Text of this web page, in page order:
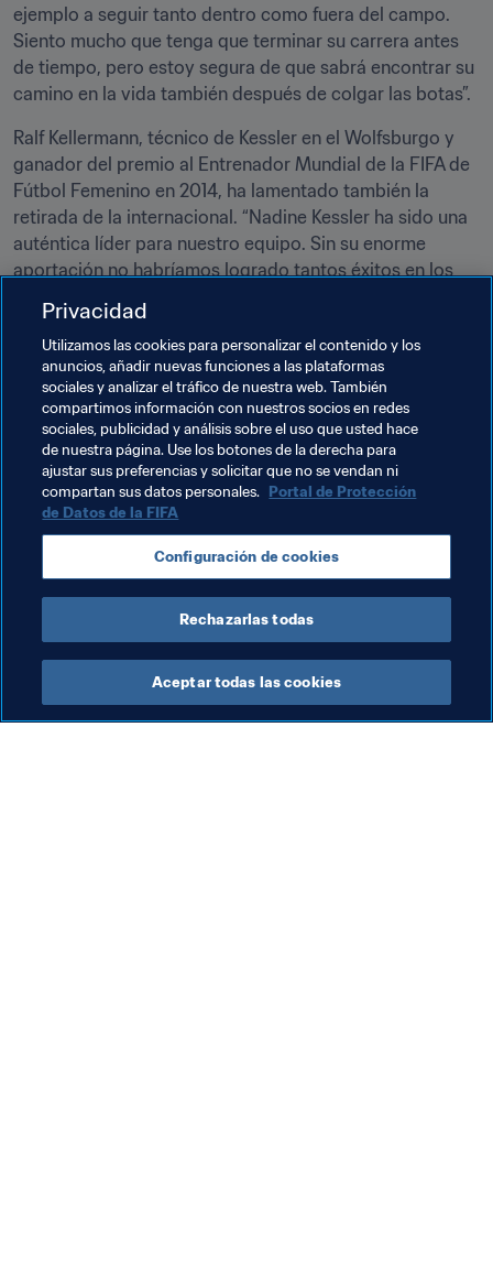
ejemplo a seguir tanto dentro como fuera del campo.
Siento mucho que tenga que terminar su carrera antes
de tiempo, pero estoy segura de que sabrá encontrar su
camino en la vida también después de colgar las botas”.
Ralf Kellermann, técnico de Kessler en el Wolfsburgo y
ganador del premio al Entrenador Mundial de la FIFA de
Fútbol Femenino en 2014, ha lamentado también la
retirada de la internacional. “Nadine Kessler ha sido una
auténtica líder para nuestro equipo. Sin su enorme
aportación no habríamos logrado tantos éxitos en los
Wolfsburgo se haya convertido en uno de los mejores
clubes del mundo. Siento mucho que los problemas
físicos la hayan obligado a poner fin tan pronto a su
brillante y todavía prometedora carrera. En cualquier
caso, me quito el sombrero ante su valiente decisión y le
deseo todo lo mejor para el futuro”, ha afirmado.
Temas relacionados
Alemania UEFA
Privacidad
Utilizamos las cookies para personalizar el contenido y los
anuncios, añadir nuevas funciones a las plataformas
sociales y analizar el tráfico de nuestra web. También
compartimos información con nuestros socios en redes
sociales, publicidad y análisis sobre el uso que usted hace
de nuestra página. Use los botones de la derecha para
ajustar sus preferencias y solicitar que no se vendan ni
compartan sus datos personales. Portal de Protección
de Datos de la FIFA
Configuración de cookies
Rechazarlas todas
Aceptar todas las cookies